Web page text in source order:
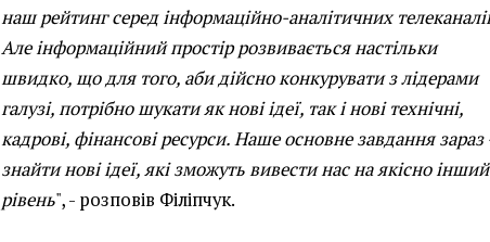
наш рейтинг серед інформаційно-аналітичних
Але інформаційний простір розвивається настільки
швидко, що для того, аби дійсно конкурувати з лідерами
галузі, потрібно шукати як нові ідеї, так і нові технічні,
кадрові, фінансові ресурси. Наше основне завдання зараз
знайти нові ідеї, які зможуть вивести нас на якісно інший
рівень", - розповів Філіпчук.